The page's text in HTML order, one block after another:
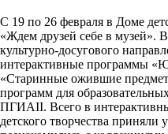
С 19 по 26 февраля в Доме
«Ждем друзей себе в музей».
культурно-досугового
интерактивные программы
«Старинные ожившие
программ для
ПГИАII. Всего в
детского творчества приняли